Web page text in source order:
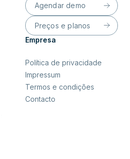
Agendar demo
Preços e planos
Empresa
Política de privacidade
Impressum
Termos e condições
Contacto